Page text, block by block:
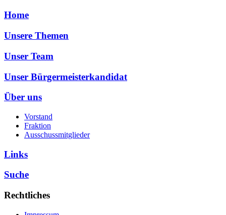
Home
Unsere Themen
Unser Team
Unser Bürgermeisterkandidat
Über uns
Vorstand
Fraktion
Ausschussmitglieder
Links
Suche
Rechtliches